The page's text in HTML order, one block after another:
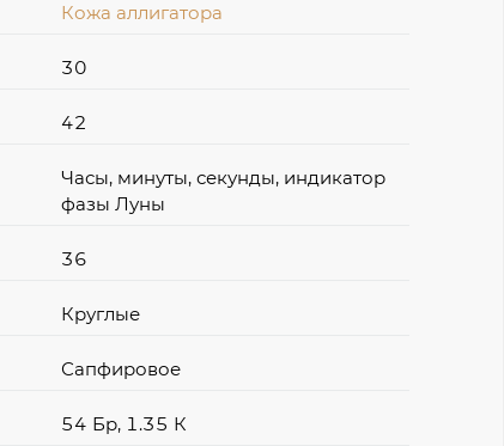
Кожа аллигатора
30
42
Часы, минуты, секунды, индикатор
фазы Луны
36
Круглые
Сапфировое
54 Бр, 1.35 К